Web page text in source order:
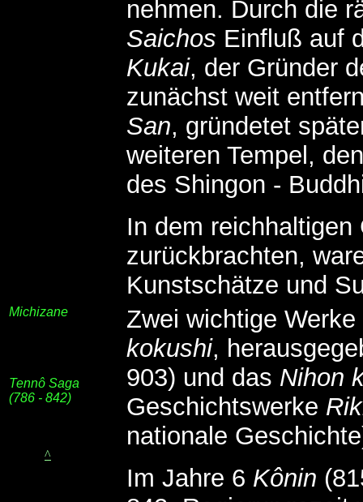
nehmen. Durch die
Saichos Einfluß auf
Kukai, der Gründer
zunächst weit
San, gründetet
weiteren Tempel,
des Shingon -
In dem
zurückbrachten,
Kunstschätze und
Michizane
Tennô Saga
(786 - 842)
^
Zwei wichtige
kokushi,
903) und das Nihon
Geschichtswerke
nationale
Im Jahre 6 Kônin